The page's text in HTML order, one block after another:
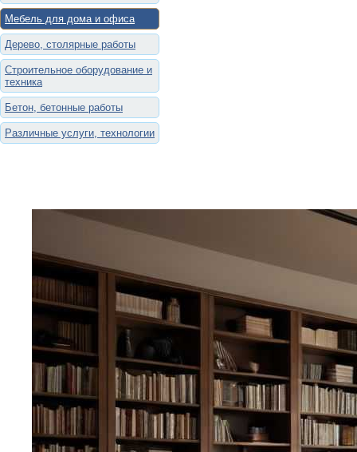
Мебель для дома и офиса
Дерево, столярные работы
Строительное оборудование и
техника
Бетон, бетонные работы
Различные услуги, технологии